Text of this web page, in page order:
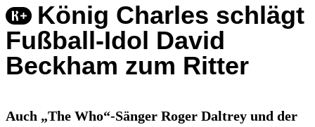
König Charles schlägt
Fußball-Idol David
Beckham zum Ritter
Auch „The Who“-Sänger Roger Daltrey und der